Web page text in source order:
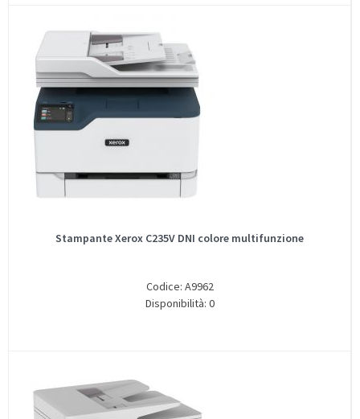
Stampante Xerox C235V DNI colore multifunzione
Codice: A9962
Disponibilità: 0